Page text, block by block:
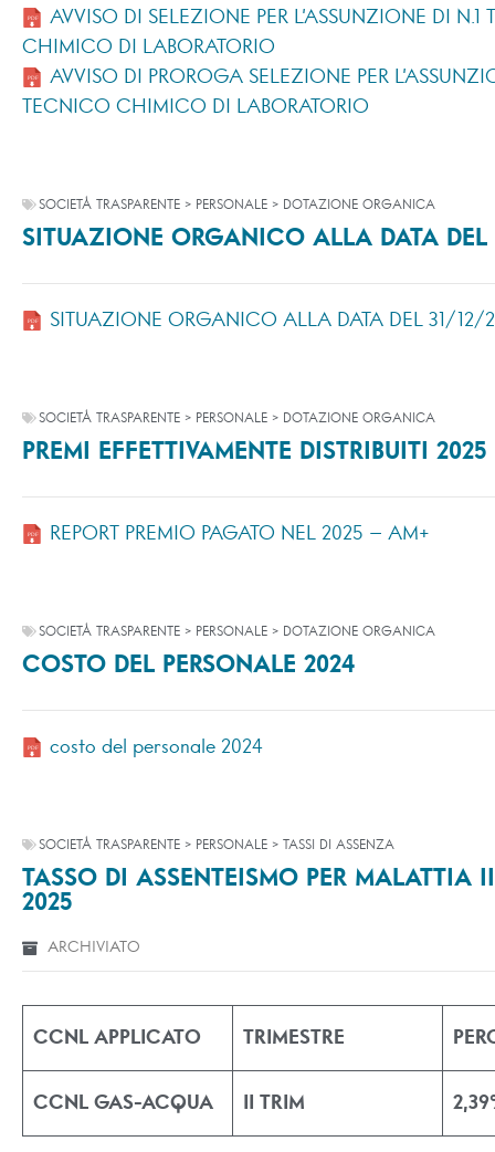
AVVISO DI SELEZIONE PER L’ASSUNZIONE DI N.1
CHIMICO DI LABORATORIO
AVVISO DI PROROGA SELEZIONE PER
TECNICO CHIMICO DI LABORATORIO
SOCIETÀ TRASPARENTE > PERSONALE > DOTAZIONE ORGANICA
SITUAZIONE ORGANICO ALLA DATA
SITUAZIONE ORGANICO ALLA DATA DEL 31/12/
SOCIETÀ TRASPARENTE > PERSONALE > DOTAZIONE ORGANICA
PREMI EFFETTIVAMENTE DISTRIBUITI 2025
REPORT PREMIO PAGATO NEL 2025 – AM+
SOCIETÀ TRASPARENTE > PERSONALE > DOTAZIONE ORGANICA
COSTO DEL PERSONALE 2024
costo del personale 2024
SOCIETÀ TRASPARENTE > PERSONALE > TASSI DI ASSENZA
TASSO DI ASSENTEISMO PER MALATTIA
2025
ARCHIVIATO
CCNL APPLICATO TRIMESTRE
CCNL GAS-ACQUA II TRIM